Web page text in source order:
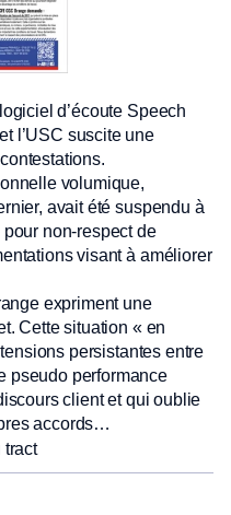
d’écoute Speech
l’USC suscite une
volumique,
avait été suspendu à
pour non-respect de
visant à améliorer
expriment une
Cette situation « en
persistantes entre
pseudo performance
client et qui oublie
accords…
tract